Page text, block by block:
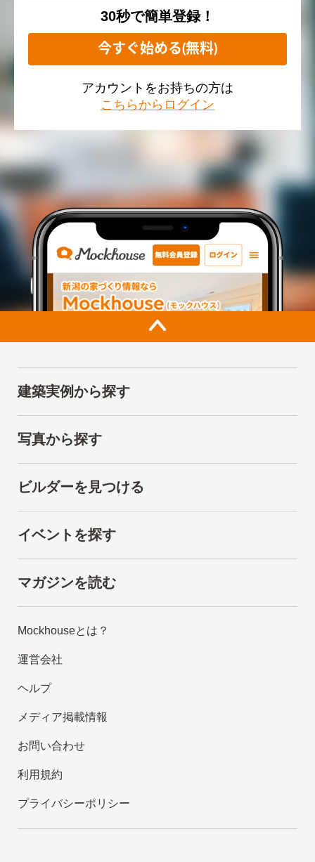
30秒で簡単登録！
今すぐ始める(無料)
アカウントをお持ちの方は
こちらからログイン
建築実例から探す
写真から探す
ビルダーを見つける
イベントを探す
マガジンを読む
Mockhouseとは？
運営会社
ヘルプ
メディア掲載情報
お問い合わせ
利用規約
プライバシーポリシー